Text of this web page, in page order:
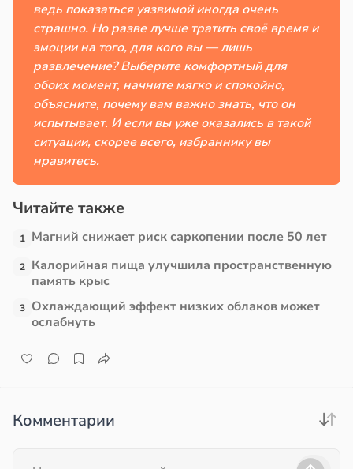
ведь показаться уязвимой иногда очень
страшно. Но разве лучше тратить своё время и
эмоции на того, для кого вы — лишь
развлечение? Выберите комфортный для
обоих момент, начните мягко и спокойно,
объясните, почему вам важно знать, что он
испытывает. И если вы уже оказались в такой
ситуации, скорее всего, избраннику вы
нравитесь.
Читайте также
1 Магний снижает риск саркопении после 50 лет
2 Калорийная пища улучшила пространственную
память крыс
3 Охлаждающий эффект низких облаков может
ослабнуть
Комментарии